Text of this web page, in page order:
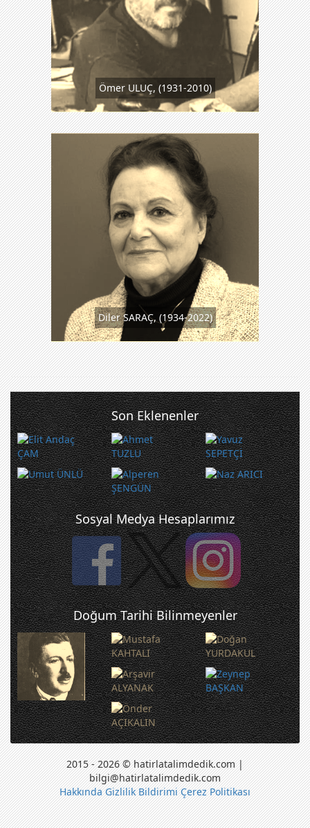
Ömer ULUÇ, (1931-2010)
Diler SARAÇ, (1934-2022)
Son Eklenenler
Sosyal Medya Hesaplarımız
Doğum Tarihi Bilinmeyenler
2015 - 2026 © hatirlatalimdedik.com |
bilgi@hatirlatalimdedik.com
Hakkında Gizlilik Bildirimi Çerez Politikası